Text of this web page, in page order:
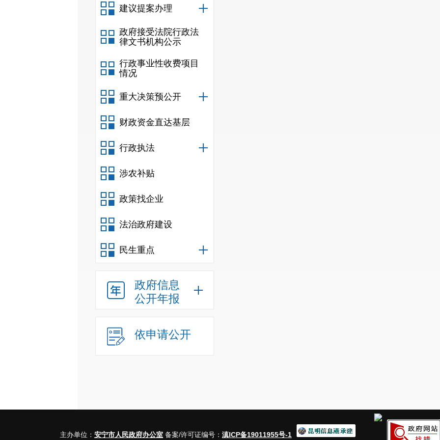
建议提案办理
政府接受法院行政法
律文书机构公示
行政事业性收费项目
情况
重大决策预公开
财政资金直达基层
行政执法
涉农补贴
政策找企业
法治政府建设
民生重点
政府信息
公开年报
依申请公开
主办单位： 安宁市人民政府办公室 备案/许可证编号： 滇ICP备19011955号-1